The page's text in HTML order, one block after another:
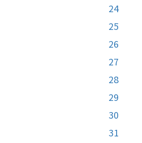
24
25
26
27
28
29
30
31